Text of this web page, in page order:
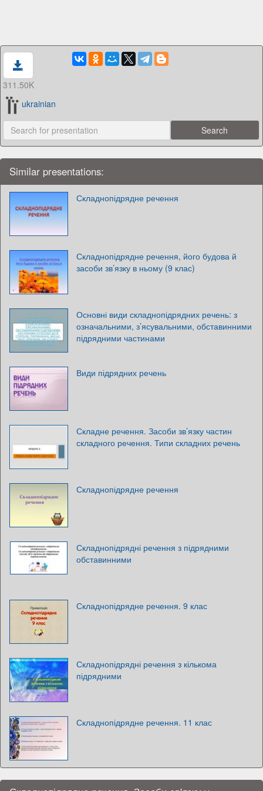
311.50K
ukrainian
Similar presentations:
Складнопідрядне речення
Складнопідрядне речення, його будова й
засоби зв’язку в ньому (9 клас)
Основні види складнопідрядних речень: з
означальними, з’ясувальними, обставинними
підрядними частинами
Види підрядних речень
Складне речення. Засоби зв’язку частин
складного речення. Типи складних речень
Складнопідрядне речення
Складнопідрядні речення з підрядними
обставинними
Складнопідрядне речення. 9 клас
Складнопідрядні речення з кількома
підрядними
Складнопідрядне речення. 11 клас